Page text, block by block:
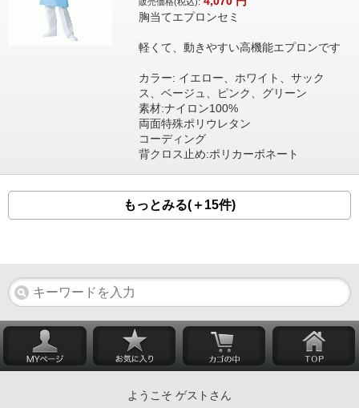
胸当てエプロンセミ
軽くて、動きやすい高機能エプロンです
カラー: イエロー、ホワイト、サック
ス、ベージュ、ピンク、グリーン
素材:ナイロン100%
両面特殊ポリウレタン
コーディング
背クロス止め:ポリカーボネート
もっとみる(＋15件)
ようこそ ゲストさん